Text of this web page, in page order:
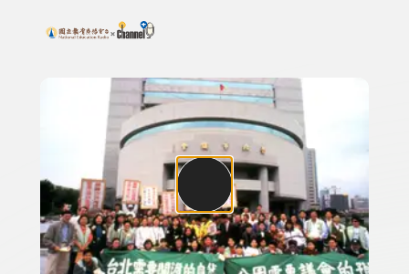
上方功能區塊
搜尋關鍵字：可輸入節目名稱、主持人或關鍵字